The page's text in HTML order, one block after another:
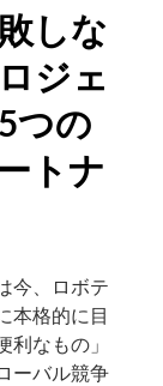
しな
ジェ
つの
トナ
今、ロボテ
本格的に目
なもの」
ーバル競争